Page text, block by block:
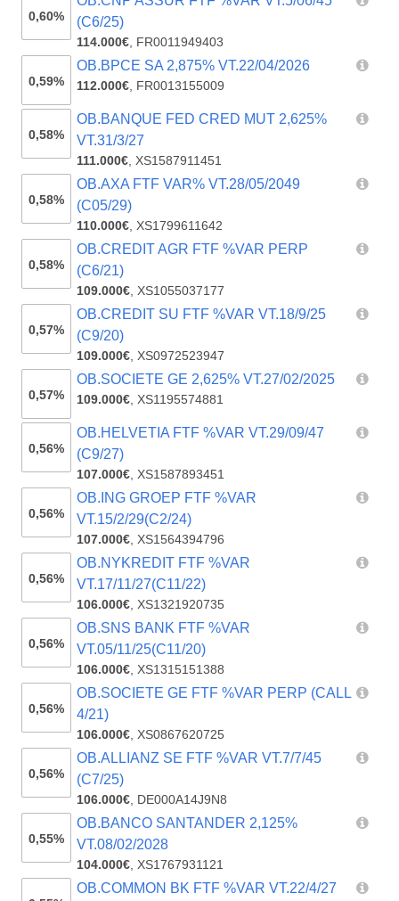
0,60%
(C6/25)
114.000€, FR0011949403
0,59%
OB.BPCE SA 2,875% VT.22/04/2026
112.000€, FR0013155009
0,58%
OB.BANQUE FED CRED MUT 2,625%
VT.31/3/27
111.000€,XS1587911451
0,58%
OB.AXA FTF VAR% VT.28/05/2049
(C05/29)
110.000€,XS1799611642
0,58%
OB.CREDIT AGR FTF %VAR PERP
(C6/21)
109.000€,XS1055037177
0,57%
OB.CREDIT SU FTF %VAR VT.18/9/25
(C9/20)
109.000€,XS0972523947
0,57%
OB.SOCIETE GE 2,625% VT.27/02/2025
109.000€,XS1195574881
0,56%
OB.HELVETIA FTF %VAR VT.29/09/47
(C9/27)
107.000€,XS1587893451
0,56%
OB.ING GROEP FTF %VAR
VT.15/2/29(C2/24)
107.000€,XS1564394796
0,56%
OB.NYKREDIT FTF %VAR
VT.17/11/27(C11/22)
106.000€,XS1321920735
0,56%
OB.SNS BANK FTF %VAR
VT.05/11/25(C11/20)
106.000€,XS1315151388
0,56%
OB.SOCIETE GE FTF %VAR PERP (CALL
4/21)
106.000€,XS0867620725
0,56%
OB.ALLIANZ SE FTF %VAR VT.7/7/45
(C7/25)
106.000€, DE000A14J9N8
0,55%
OB.BANCO SANTANDER 2,125%
VT.08/02/2028
104.000€,XS1767931121
OB.COMMON BK FTF %VAR VT.22/4/27